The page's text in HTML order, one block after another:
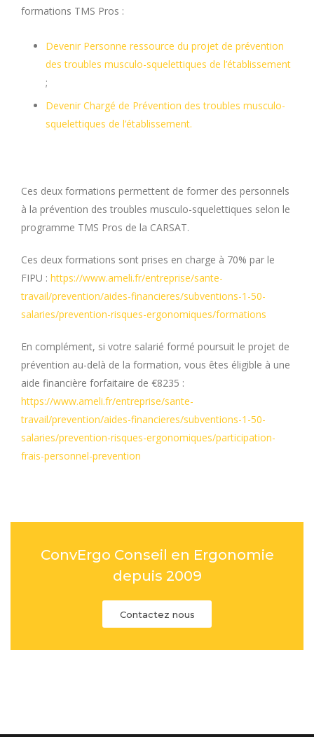
formations TMS Pros :
Devenir Personne ressource du projet de prévention
des troubles musculo-squelettiques de l’établissement
;
Devenir Chargé de Prévention des troubles musculo-
squelettiques de l’établissement.
Ces deux formations permettent de former des personnels
à la prévention des troubles musculo-squelettiques selon le
programme TMS Pros de la CARSAT.
Ces deux formations sont prises en charge à 70% par le
FIPU : https://www.ameli.fr/entreprise/sante-
travail/prevention/aides-financieres/subventions-1-50-
salaries/prevention-risques-ergonomiques/formations
En complément, si votre salarié formé poursuit le projet de
prévention au-delà de la formation, vous êtes éligible à une
aide financière forfaitaire de €8235 :
https://www.ameli.fr/entreprise/sante-
travail/prevention/aides-financieres/subventions-1-50-
salaries/prevention-risques-ergonomiques/participation-
frais-personnel-prevention
ConvErgo Conseil en Ergonomie
depuis 2009
Contactez nous